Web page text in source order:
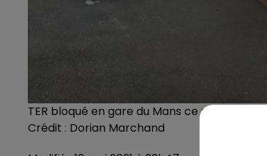
TER bloqué en gare du Mans ce mercredi soir
Crédit : Dorian Marchand